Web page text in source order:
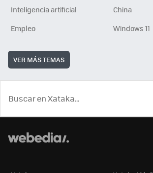
Inteligencia artificial
China
Empleo
Windows 11
VER MÁS TEMAS